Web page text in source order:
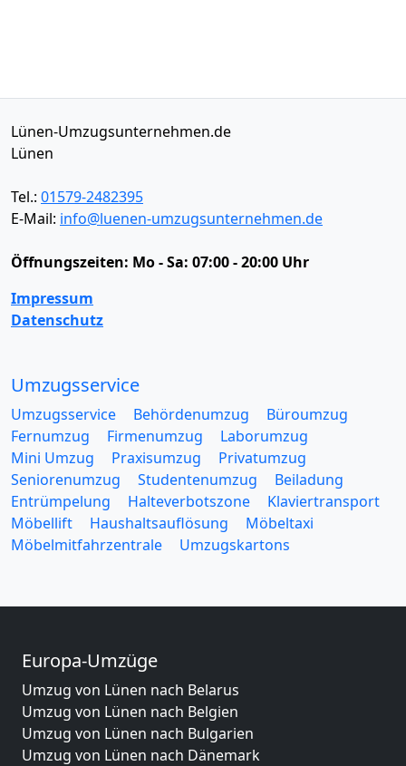
Lünen-Umzugsunternehmen.de
Lünen
Tel.: 01579-2482395
E-Mail: info@luenen-umzugsunternehmen.de
Öffnungszeiten: Mo - Sa: 07:00 - 20:00 Uhr
Impressum
Datenschutz
Umzugsservice
Umzugsservice Behördenumzug
Büroumzug
Fernumzug
Firmenumzug
Laborumzug
Mini Umzug
Praxisumzug
Privatumzug
Seniorenumzug
Studentenumzug
Beiladung
Entrümpelung
Halteverbotszone
Klaviertransport
Möbellift
Haushaltsauflösung
Möbeltaxi
Möbelmitfahrzentrale
Umzugskartons
Europa-Umzüge
Umzug von Lünen nach Belarus
Umzug von Lünen nach Belgien
Umzug von Lünen nach Bulgarien
Umzug von Lünen nach Dänemark